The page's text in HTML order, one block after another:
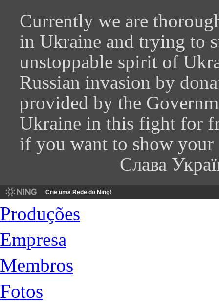
Currently we are
in Ukraine and trying to
unstoppable spirit of
Russian invasion by
provided by the
Ukraine in this fight for
if you want to show
Слава
Crie uma Rede do Ning!
Produções
Empresa
Membros
Fotos